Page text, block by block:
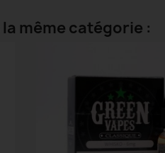
même catégorie :